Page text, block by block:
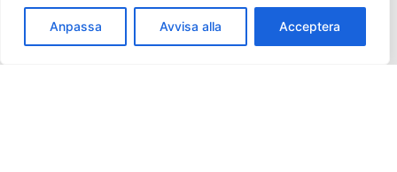
Anpassa Avvisa alla Acceptera
Spåra din order